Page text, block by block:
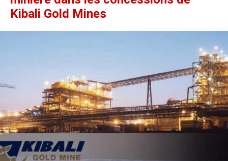
Kibali Gold Mines